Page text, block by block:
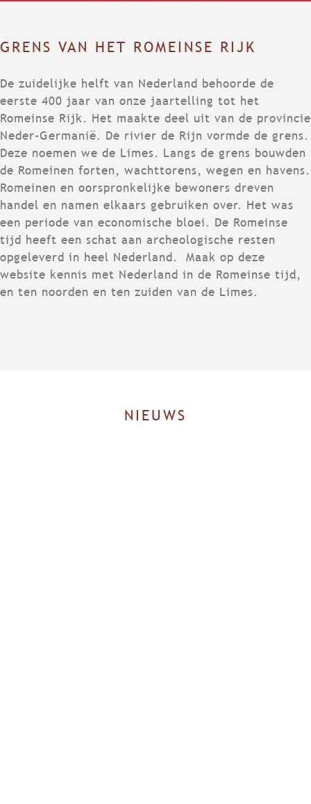
E
R
G
E
R
M
A
A
N
S
E
L
I
M
E
O
R
A
M
M
A
R
O
M
E
I
N
E
N
GRENS VAN HET ROMEINSE RIJK
De zuidelijke helft van Nederland behoorde de
eerste 400 jaar van onze jaartelling tot het
Romeinse Rijk. Het maakte deel uit van de provincie
Neder-Germanië. De rivier de Rijn vormde de grens.
Deze noemen we de Limes. Langs de grens bouwden
de Romeinen forten, wachttorens, wegen en havens.
Romeinen en oorspronkelijke bewoners dreven
handel en namen elkaars gebruiken over. Het was
een periode van economische bloei. De Romeinse
tijd heeft een schat aan archeologische resten
opgeleverd in heel Nederland. Maak op deze
website kennis met Nederland in de Romeinse tijd,
en ten noorden en ten zuiden van de Limes.
NIEUWS